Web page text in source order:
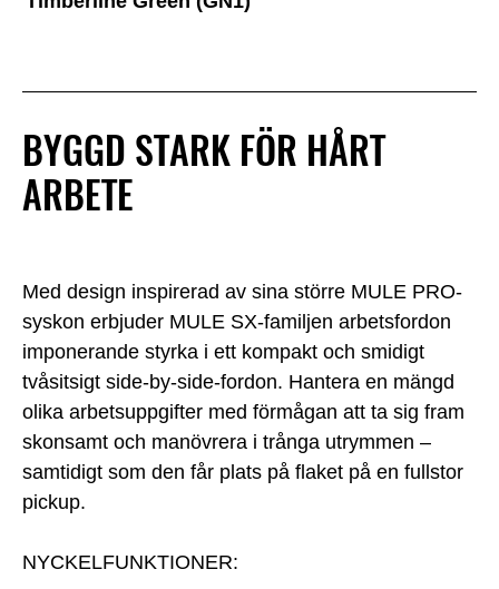
BYGGD STARK FÖR HÅRT
ARBETE
Med design inspirerad av sina större MULE PRO-
syskon erbjuder MULE SX-familjen arbetsfordon
imponerande styrka i ett kompakt och smidigt
tvåsitsigt side-by-side-fordon. Hantera en mängd
olika arbetsuppgifter med förmågan att ta sig fram
skonsamt och manövrera i trånga utrymmen –
samtidigt som den får plats på flaket på en fullstor
pickup.
NYCKELFUNKTIONER: